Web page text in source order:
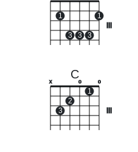
1
3 3 3
1
C
x
3
2
o
1
o